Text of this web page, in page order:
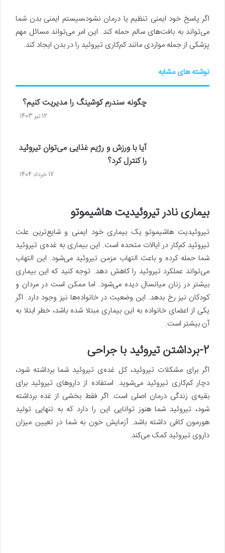
اگر پاسخ خود ایمنی تنظیم یا درمان نشود،سیستم ایمنی بدن شما
می‌تواند به بافت‌های سالم حمله کند. این امر می‌تواند مسائل مهم
پزشکی از جمله مواردی مانند کم‌کاری تیروئید را در بدن ایجاد کند.
نوشته های مشابه
چگونه سندرم کوشینگ را مدیریت کنیم؟
12 تیر 1403
آیا با ورزش‌ و رژیم‌ غذایی می‌توان تیروئید
را کنترل کرد؟
17 خرداد 1404
بیماری نادر تیروئیدیت هاشیموتو
تیروئیدیت هاشیموتو یک بیماری خود ایمنی و شایع‌ترین علت
تیروئید کم‌کار در ایالات متحده است. این بیماری به غده‌ی تیروئید
شما حمله کرده و باعث التهاب مزمن تیروئید می‌شود. این التهاب
می‌تواند عملکرد تیروئید را کاهش دهد. توجه کنید که این بیماری
بیشتر در زنان میانسال دیده می‌شود. اما ممکن است در مردان و
کودکان نیز رخ بدهد. این وضعیت در خانواده‌ها نیز وجود دارد. اگر
یکی از اعضای خانواده به این بیماری مبتلا شده باشد، خطر ابتلا به
آن بیشتر است.
2-برداشتن تیروئید با جراحی
اگر برای مشکلات تیروئید، کل غده‌ی تیروئید شما برداشته شود،
دچار کم‌کاری تیروئید می‌شوید. استفاده از داروهای تیروئید برای
بقیه‌ی زندگی درمان اصلی است. اگر فقط بخشی از غده برداشته
شود، تیروئید شما هنوز توانایی این را دارد که به تنهایی تولید
هورمون کافی داشته باشد. آزمایش خون به شما در تعیین میزان
داروی تیروئید کمک می‌کند.